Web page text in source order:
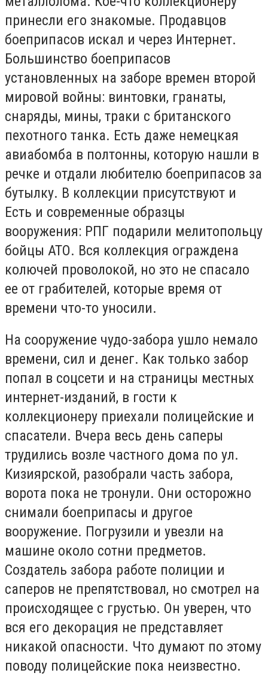
принесли его знакомые. Продавцов
боеприпасов искал и через Интернет.
Большинство боеприпасов
установленных на заборе времен второй
мировой войны: винтовки, гранаты,
снаряды, мины, траки с британского
пехотного танка. Есть даже немецкая
авиабомба в полтонны, которую нашли в
речке и отдали любителю боеприпасов за
бутылку. В коллекции присутствуют и
Есть и современные образцы
вооружения: РПГ подарили мелитопольцу
бойцы АТО. Вся коллекция ограждена
колючей проволокой, но это не спасало
ее от грабителей, которые время от
времени что-то уносили.
На сооружение чудо-забора ушло немало
времени, сил и денег. Как только забор
попал в соцсети и на страницы местных
интернет-изданий, в гости к
коллекционеру приехали полицейские и
спасатели. Вчера весь день саперы
трудились возле частного дома по ул.
Кизиярской, разобрали часть забора,
ворота пока не тронули. Они осторожно
снимали боеприпасы и другое
вооружение. Погрузили и увезли на
машине около сотни предметов.
Создатель забора работе полиции и
саперов не препятствовал, но смотрел на
происходящее с грустью. Он уверен, что
вся его декорация не представляет
никакой опасности. Что думают по этому
поводу полицейские пока неизвестно.